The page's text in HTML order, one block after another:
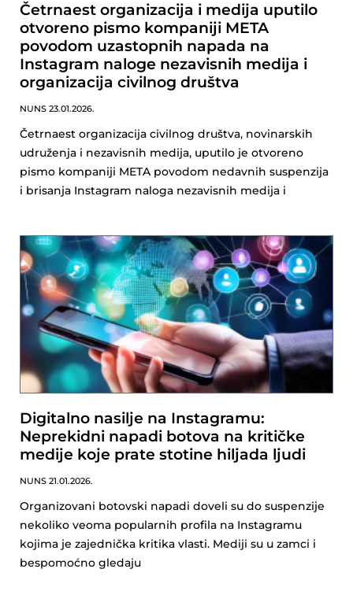
Četrnaest organizacija i medija uputilo
otvoreno pismo kompaniji META
povodom uzastopnih napada na
Instagram naloge nezavisnih medija i
organizacija civilnog društva
NUNS 23.01.2026.
Četrnaest organizacija civilnog društva, novinarskih
udruženja i nezavisnih medija, uputilo je otvoreno
pismo kompaniji META povodom nedavnih suspenzija
i brisanja Instagram naloga nezavisnih medija i
Digitalno nasilje na Instagramu:
Neprekidni napadi botova na kritičke
medije koje prate stotine hiljada ljudi
NUNS 21.01.2026.
Organizovani botovski napadi doveli su do suspenzije
nekoliko veoma popularnih profila na Instagramu
kojima je zajednička kritika vlasti. Mediji su u zamci i
bespomoćno gledaju